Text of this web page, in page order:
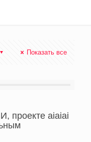
Показать все
проекте aiaiai